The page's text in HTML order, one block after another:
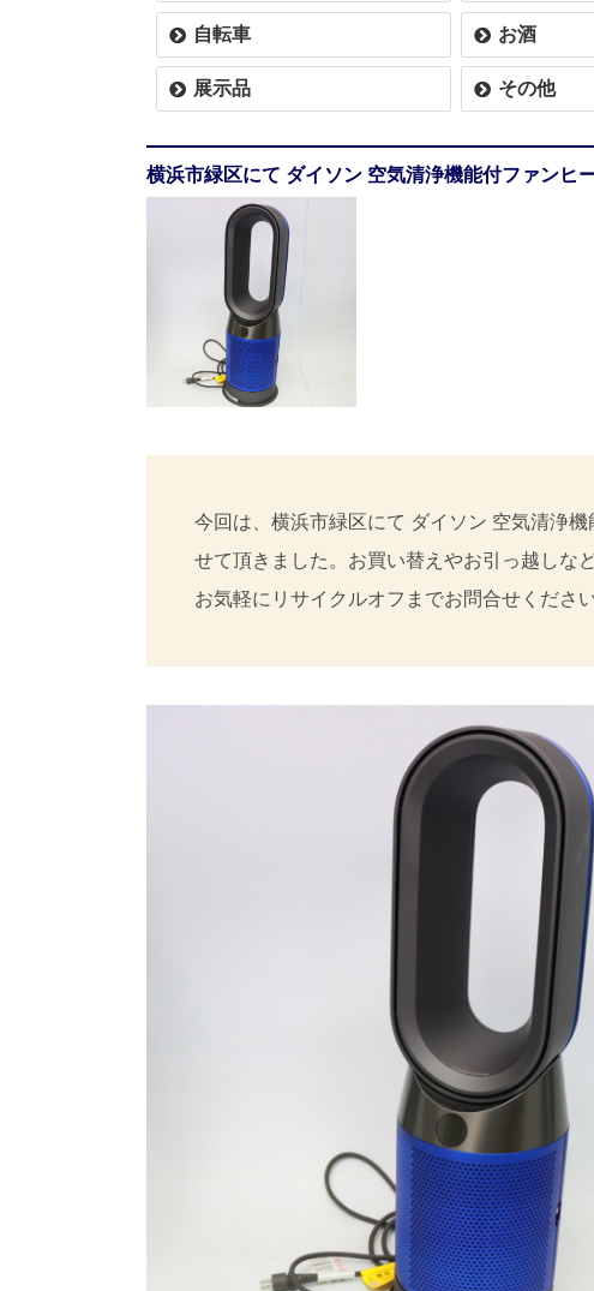
自転車 お酒
展示品 その他
横浜市緑区にて ダイソン 空気清浄機能付ファンヒ
今回は、横浜市緑区にて ダイソン 空気清浄
せて頂きました。お買い替えやお引っ越しな
お気軽にリサイクルオフまでお問合せください